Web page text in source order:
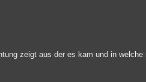
zeigt aus der es kam und in